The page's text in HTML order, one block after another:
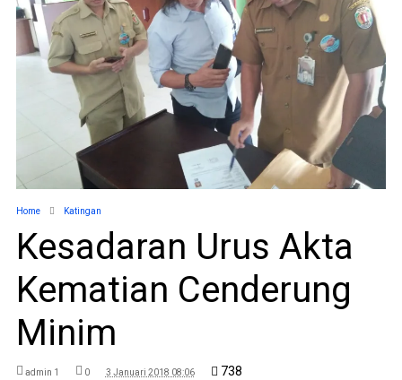
Home Katingan
Kesadaran Urus Akta
Kematian Cenderung
Minim
admin 1 0 3 Januari 2018 08:06 738